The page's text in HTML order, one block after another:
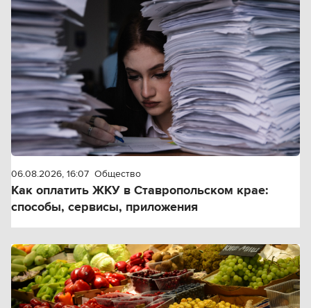
06.08.2026, 16:07 Общество
Как оплатить ЖКУ в Ставропольском крае:
способы, сервисы, приложения